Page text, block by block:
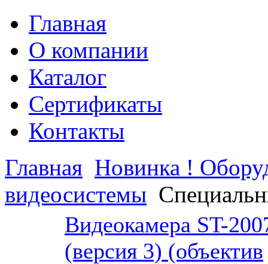
Главная
О компании
Каталог
Сертификаты
Контакты
Главная Новинка !
видеосистемы
Видеокамера ST-
(версия 3) (объектив